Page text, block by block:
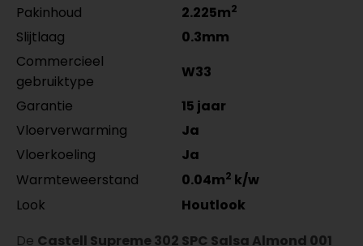
Pakinhoud
2.225m2
Slijtlaag
0.3mm
Commercieel
gebruiktype
W33
Garantie
15 jaar
Vloerverwarming
Ja
Vloerkoeling
Ja
Warmteweerstand
0.04m2 k/w
Look
Houtlook
De Castell Supreme 302 SPC Salsa Almond 001